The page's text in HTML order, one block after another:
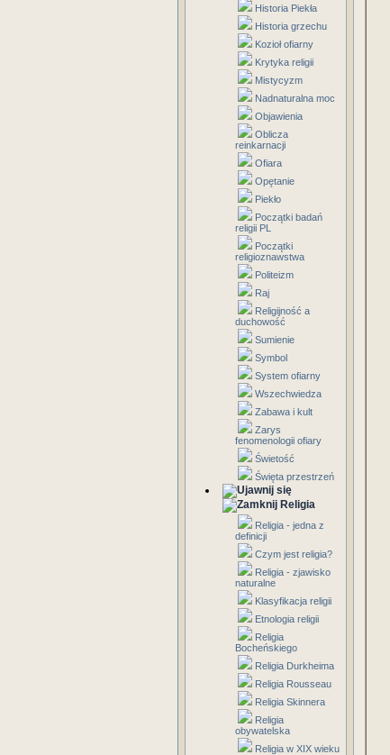
Historia Piekła
Historia grzechu
Kozioł ofiarny
Krytyka religii
Mistycyzm
Nadnaturalna moc
Objawienia
Oblicza
reinkarnacji
Ofiara
Opętanie
Piekło
Początki badań
religii PL
Początki
religioznawstwa
Politeizm
Raj
Religijność a
duchowość
Sumienie
Symbol
System ofiarny
Wszechwiedza
Zabawa i kult
Zarys
fenomenologii ofiary
Świetość
Święta przestrzeń
Religia
Religia - jedna z
definicji
Czym jest religia?
Religia - zjawisko
naturalne
Klasyfikacja religii
Etnologia religii
Religia
Bocheńskiego
Religia Durkheima
Religia Rousseau
Religia Skinnera
Religia
obywatelska
Religia w XIX wieku